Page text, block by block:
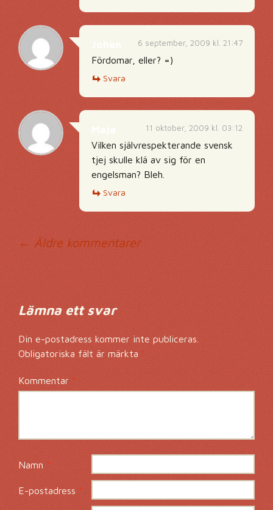
6 september, 2009 kl. 21:47
Fördomar, eller? =)
Svara
11 oktober, 2009 kl. 03:12
Vilken självrespekterande svensk
tjej skulle klä av sig för en
engelsman? Bleh.
Svara
← Äldre kommentarer
Lämna ett svar
Din e-postadress kommer inte publiceras.
Obligatoriska fält är märkta *
Kommentar*
Namn*
E-postadress*